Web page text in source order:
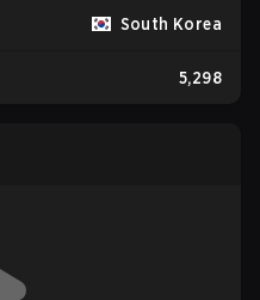
South Korea
5,298